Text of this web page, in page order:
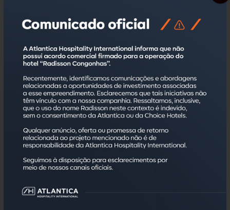
empreendimento no mercado em conjunto com a
o plano de negócios da administradora, o imóvel é um
importante ativo, principalmente pela sua localização.
“Além disso, o hotel foi o primeiro da rede a carregar a
marca Go Inn, que posteriormente atingiu quase 20
unidades no país. Agora, novamente, a unidade se vale
do ineditismo de ser o primeiro hotel Transamerica Fit
da cidade de São Paulo”, conclui.
A gerência do hotel continua sendo de João Paulo
Cadorin, que está na Atlantica desde 2020 e possui